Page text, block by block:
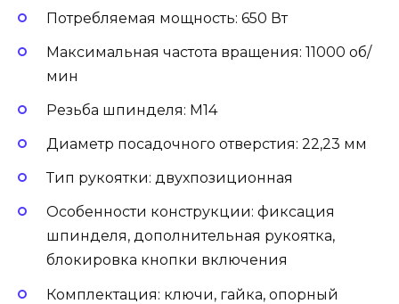
Потребляемая мощность: 650 Вт
Максимальная частота вращения: 11000 об/
мин
Резьба шпинделя: М14
Диаметр посадочного отверстия: 22,23 мм
Тип рукоятки: двухпозиционная
Особенности конструкции: фиксация
шпинделя, дополнительная рукоятка,
блокировка кнопки включения
Комплектация: ключи, гайка, опорный